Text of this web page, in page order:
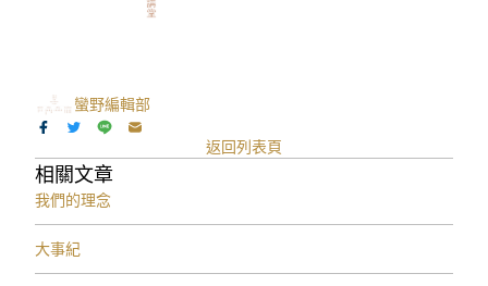
蠻野編輯部
返回列表頁
相關文章
我們的理念
大事紀